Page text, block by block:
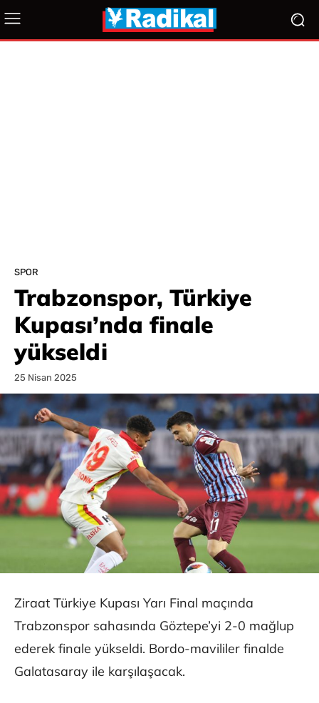
SPOR
Trabzonspor, Türkiye
Kupası’nda finale
yükseldi
25 Nisan 2025
Ziraat Türkiye Kupası Yarı Final maçında
Trabzonspor sahasında Göztepe’yi 2-0 mağlup
ederek finale yükseldi. Bordo-mavililer finalde
Galatasaray ile karşılaşacak.